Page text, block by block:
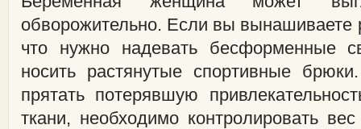
обворожительно. Если вы вынашиваете
что нужно надевать бесформенные
носить растянутые спортивные
прятать потерявшую
ткани, необходимо контролировать